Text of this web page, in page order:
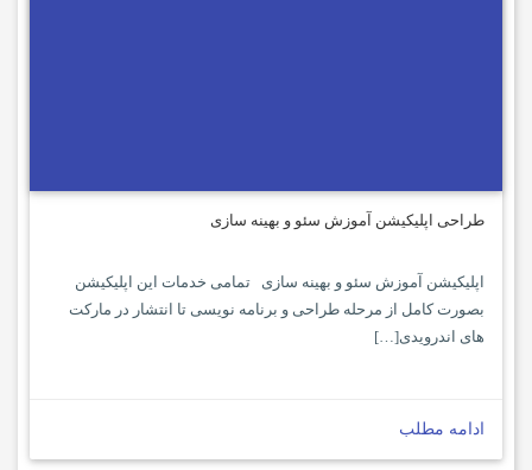
طراحی اپلیکیشن آموزش سئو و بهینه سازی
اپلیکیشن آموزش سئو و بهینه سازی تمامی خدمات این اپلیکیشن
بصورت کامل از مرحله طراحی و برنامه نویسی تا انتشار در مارکت
های اندرویدی[…]
ادامه مطلب